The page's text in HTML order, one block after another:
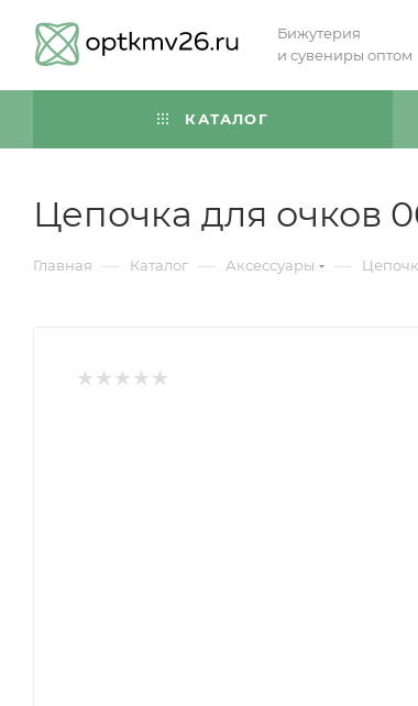
Бижутерия
и сувениры оптом
КАТАЛОГ
Цепочка для очков
Главная — Каталог — Аксессуары —